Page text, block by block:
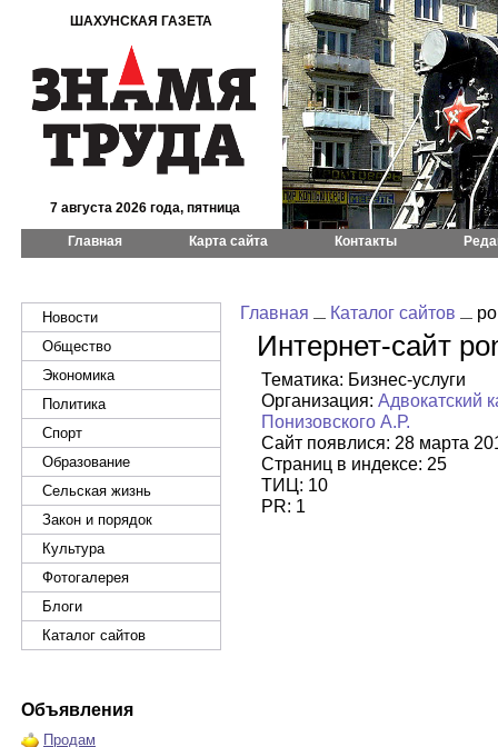
ШАХУНСКАЯ ГАЗЕТА
7 августа 2026 года, пятница
Главная Карта сайта Контакты
Новости
Общество
Экономика
Политика
Спорт
Образование
Сельская жизнь
Закон и порядок
Культура
Фотогалерея
Блоги
Каталог сайтов
Объявления
Продам
Главная Каталог сайтов
Интернет-сайт
Тематика: Бизнес-услуги
Организация: Адвокатский
Понизовского А.Р.
Сайт появлися: 28 марта
Страниц в индексе: 25
ТИЦ: 10
PR: 1